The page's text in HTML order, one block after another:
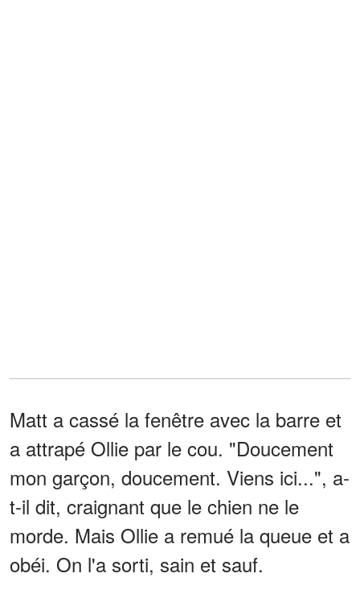
Matt a cassé la fenêtre avec la barre et
a attrapé Ollie par le cou. "Doucement
mon garçon, doucement. Viens ici...", a-
t-il dit, craignant que le chien ne le
morde. Mais Ollie a remué la queue et a
obéi. On l'a sorti, sain et sauf.